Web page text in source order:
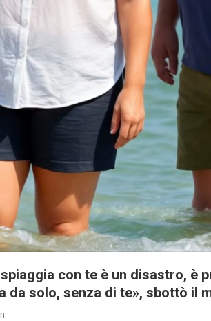
con te è un disastro, è
da solo, senza di te», sbottò il